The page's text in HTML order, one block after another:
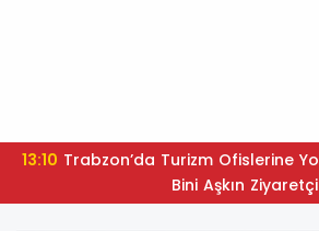
13:10
Bini Aşkın Ziyaretçi